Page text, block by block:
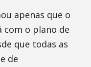
apenas que o
com o plano de
que todas as
de